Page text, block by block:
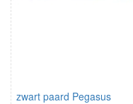
zwart paard Pegasus